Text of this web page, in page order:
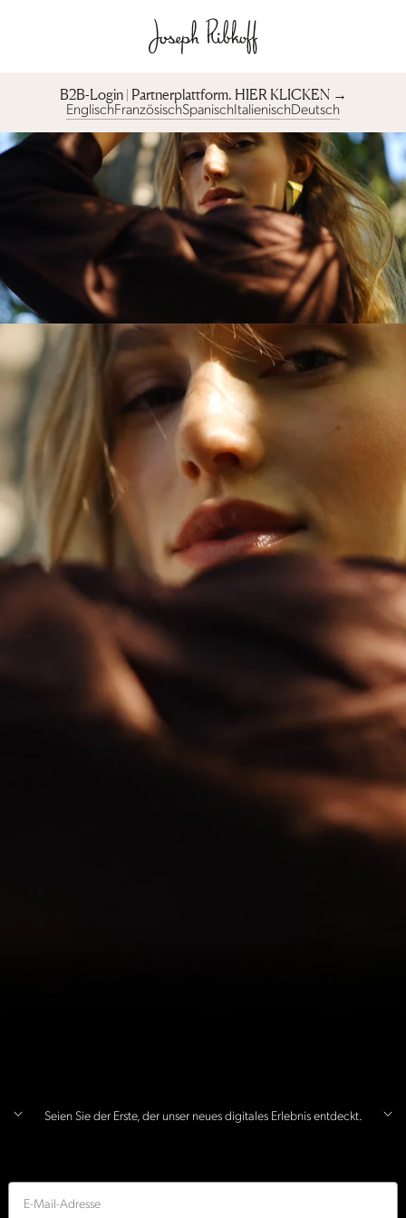
B2B-Login | Partnerplattform︎. HIER KLICKEN →
EnglischFranzösischSpanischItalienischDeutsch
Seien Sie der Erste, der unser neues digitales Erlebnis entdeckt.
E-Mail